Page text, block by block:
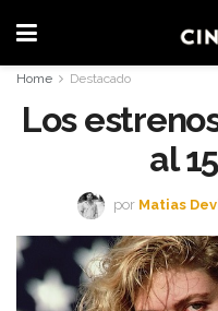
Home Destacado
Los
al
por Matias